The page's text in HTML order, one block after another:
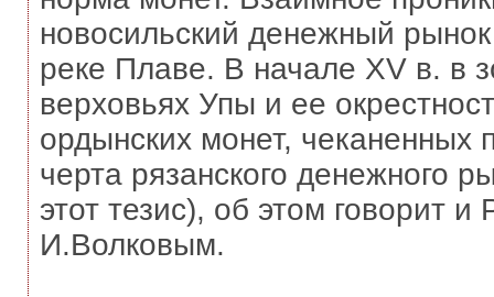
новосильский денежный
реке Плаве. В начале XV в. в
верховьях Упы и ее
ордынских монет, чеканенных
черта рязанского денежного
этот тезис), об этом говорит
И.Волковым.